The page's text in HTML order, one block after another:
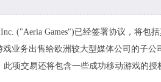
("Aeria Games")已经签署协议，将包
戏业务出售给欧洲较大型媒体公司的子
此项交易还将包含一些成功移动游戏的授